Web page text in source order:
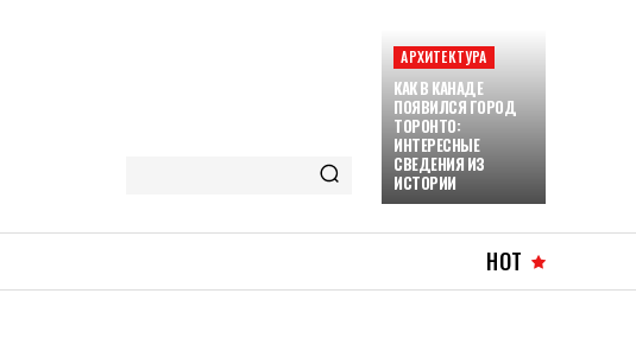
АРХИТЕКТУРА
КАК В КАНАДЕ
ПОЯВИЛСЯ ГОРОД
ТОРОНТО:
ИНТЕРЕСНЫЕ
СВЕДЕНИЯ ИЗ
ИСТОРИИ
HOT